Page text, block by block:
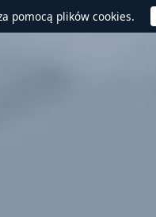
pomocą plików cookies.